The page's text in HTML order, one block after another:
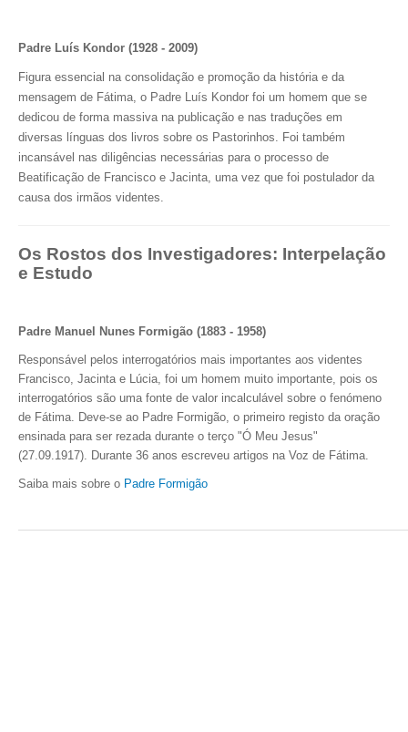
Padre Luís Kondor (1928 - 2009)
Figura essencial na consolidação e promoção da história e da
mensagem de Fátima, o Padre Luís Kondor foi um homem que se
dedicou de forma massiva na publicação e nas traduções em
diversas línguas dos livros sobre os Pastorinhos. Foi também
incansável nas diligências necessárias para o processo de
Beatificação de Francisco e Jacinta, uma vez que foi postulador da
causa dos irmãos videntes.
Os Rostos dos Investigadores: Interpelação
e Estudo
Padre Manuel Nunes Formigão (1883 - 1958)
Responsável pelos interrogatórios mais importantes aos videntes
Francisco, Jacinta e Lúcia, foi um homem muito importante, pois os
interrogatórios são uma fonte de valor incalculável sobre o fenómeno
de Fátima. Deve-se ao Padre Formigão, o primeiro registo da oração
ensinada para ser rezada durante o terço "Ó Meu Jesus"
(27.09.1917). Durante 36 anos escreveu artigos na Voz de Fátima.
Saiba mais sobre o Padre Formigão